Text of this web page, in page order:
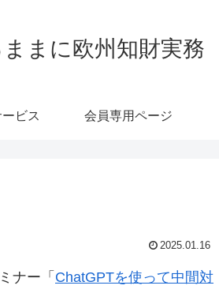
まに欧州知財実務
ビス 会員専用ページ
2025.01.16
ナー「 ChatGPTを使って中間対